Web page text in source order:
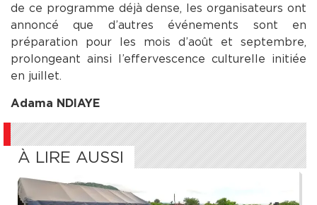
de ce programme déjà dense, les organisateurs ont
annoncé que d’autres événements sont en
préparation pour les mois d’août et septembre,
prolongeant ainsi l’effervescence culturelle initiée
en juillet.
Adama NDIAYE
À LIRE AUSSI